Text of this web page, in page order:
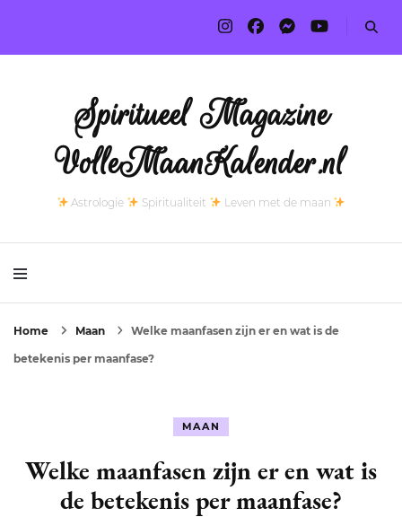
Spiritueel Magazine
VolleMaanKalender.nl
Astrologie Spiritualiteit Leven met de maan
Home Maan Welke maanfasen zijn er en wat is de
betekenis per maanfase?
MAAN
Welke maanfasen zijn er en wat is
de betekenis per maanfase?